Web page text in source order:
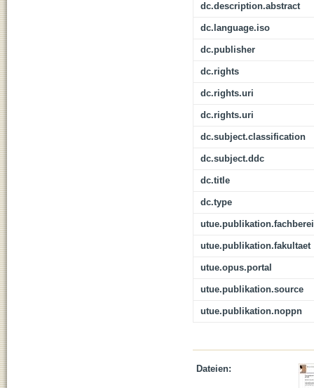
dc.description.abstract
dc.language.iso
dc.publisher
dc.rights
dc.rights.uri
dc.rights.uri
dc.subject.classification
dc.subject.ddc
dc.title
dc.type
utue.publikation.fakultaet
utue.opus.portal
utue.publikation.source
utue.publikation.noppn
Dateien: